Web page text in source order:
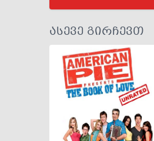
ასევე გირჩევთ